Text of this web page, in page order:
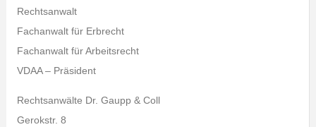
Rechtsanwalt
Fachanwalt für Erbrecht
Fachanwalt für Arbeitsrecht
VDAA – Präsident
Rechtsanwälte Dr. Gaupp & Coll
Gerokstr. 8